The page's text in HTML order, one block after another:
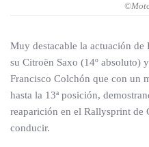
Muy destacable la actuación
su Citroën Saxo (14º absoluto)
Francisco Colchón que con un
hasta la 13ª posición,
reaparición en el Rallysprint de
conducir.